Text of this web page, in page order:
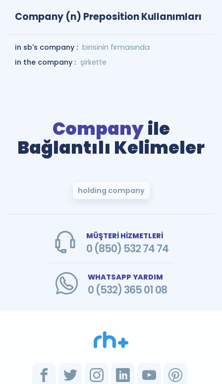
Company (n) Preposition Kullanımları
in sb's company : birisinin firmasında
in the company : şirkette
Companyile
Bağlantılı Kelimeler
holding company
MÜŞTERİ HİZMETLERİ
0 (850) 532 74 74
WHATSAPP YARDIM
0 (532) 365 01 08